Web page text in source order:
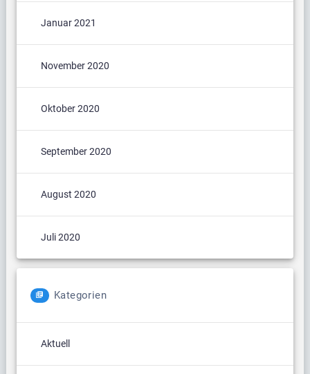
Januar 2021
November 2020
Oktober 2020
September 2020
August 2020
Juli 2020
Kategorien
Aktuell